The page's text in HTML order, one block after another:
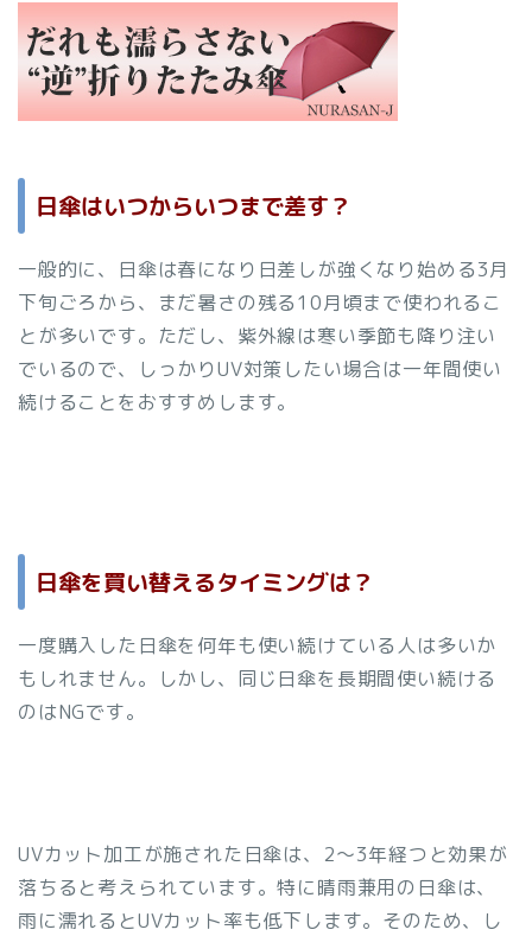
日傘はいつからいつまで差す？
一般的に、日傘は春になり日差しが強くなり始める3月
下旬ごろから、まだ暑さの残る10月頃まで使われるこ
とが多いです。ただし、紫外線は寒い季節も降り注い
でいるので、しっかりUV対策したい場合は一年間使い
続けることをおすすめします。
日傘を買い替えるタイミングは？
一度購入した日傘を何年も使い続けている人は多いか
もしれません。しかし、同じ日傘を長期間使い続ける
のはNGです。
UVカット加工が施された日傘は、2～3年経つと効果が
落ちると考えられています。特に晴雨兼用の日傘は、
雨に濡れるとUVカット率も低下します。そのため、し